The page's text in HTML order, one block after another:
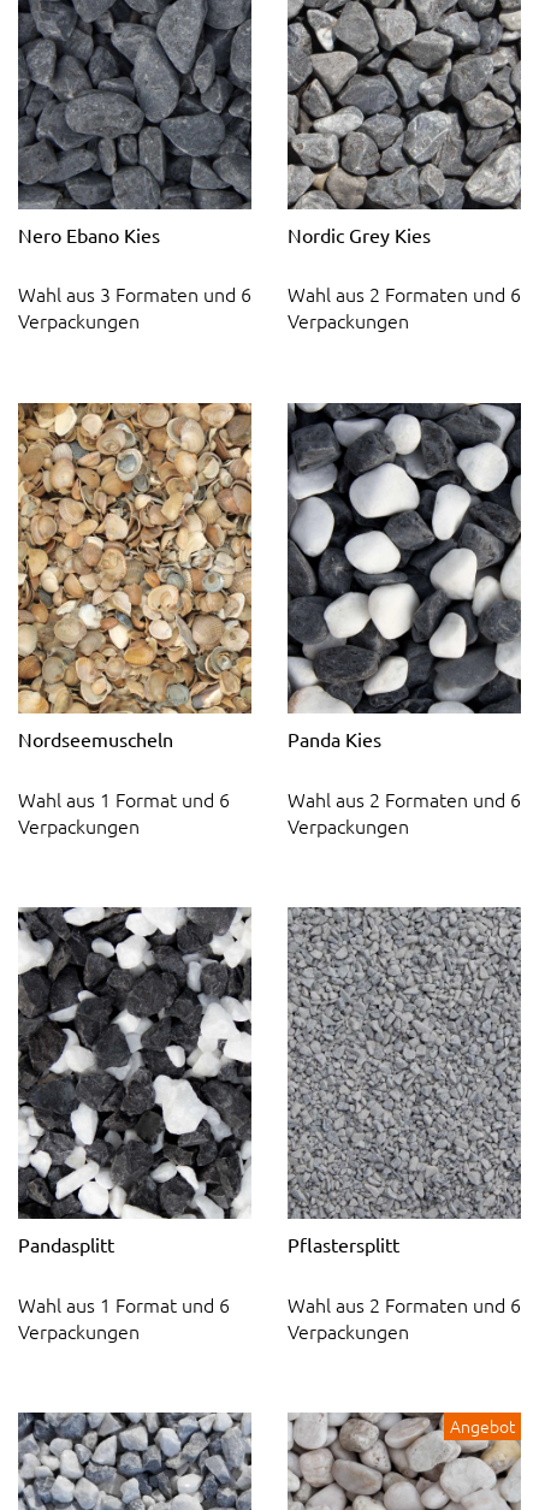
Nero Ebano Kies
Wahl aus 3 Formaten und 6
Verpackungen
Nordic Grey Kies
Wahl aus 2 Formaten und 6
Verpackungen
Nordseemuscheln
Wahl aus 1 Format und 6
Verpackungen
Panda Kies
Wahl aus 2 Formaten und 6
Verpackungen
Pandasplitt
Wahl aus 1 Format und 6
Verpackungen
Pflastersplitt
Wahl aus 2 Formaten und 6
Verpackungen
Angebot